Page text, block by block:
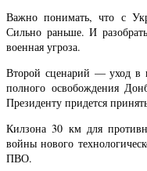
Важно понимать, что с
Сильно раньше. И
военная угроза.
Второй сценарий — уход в
полного освобождения
Президенту придется
Килзона 30 км для
войны нового
ПВО.